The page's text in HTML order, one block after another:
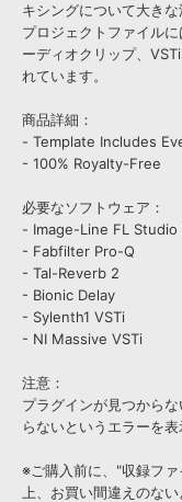
キシングについて大きな
プロジェクトファイル
ーディオクリップ、
れています。
商品詳細：
- Template Includes
- 100% Royalty-Free
必要なソフトウェア：
- Image-Line FL Studio
- Fabfilter Pro-Q
- Tal-Reverb 2
- Bionic Delay
- Sylenth1 VSTi
- NI Massive VSTi
注意：
プラグインが見つから
らないというエラーを表
※ご購入前に、"収録フ
上、お買い間違えのな